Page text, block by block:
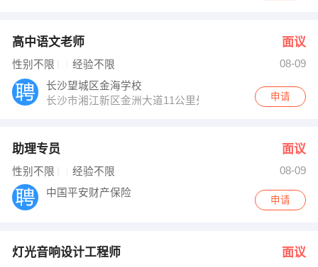
高中语文老师 面议
性别不限 经验不限
08-09
长沙望城区金海学校
长沙市湘江新区金洲大道11公里处
申请
助理专员 面议
性别不限 经验不限
08-09
中国平安财产保险
申请
灯光音响设计工程师 面议